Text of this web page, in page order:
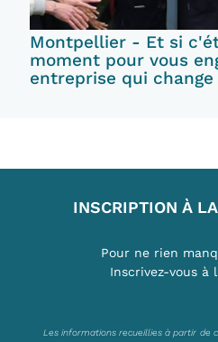
Montpellier - Et si
moment pour vous
entreprise qui
INSCRIPTION À
Pour ne rien
Inscrivez-vous à
Les informations recueillies à partir de